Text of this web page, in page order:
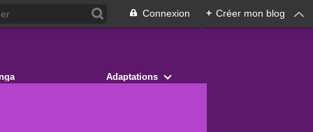
Connexion + Créer mon blog
Adaptations